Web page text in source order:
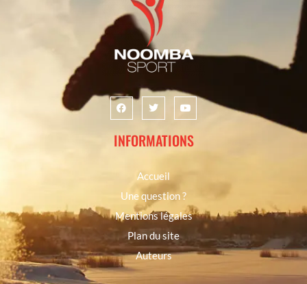
INFORMATIONS
Accueil
Une question ?
Mentions légales
Plan du site
Auteurs